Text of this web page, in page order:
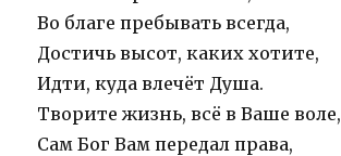
Во благе пребывать всегда,
Достичь высот, каких хотите,
Идти, куда влечёт Душа.
Творите жизнь, всё в Ваше воле,
Сам Бог Вам передал права,